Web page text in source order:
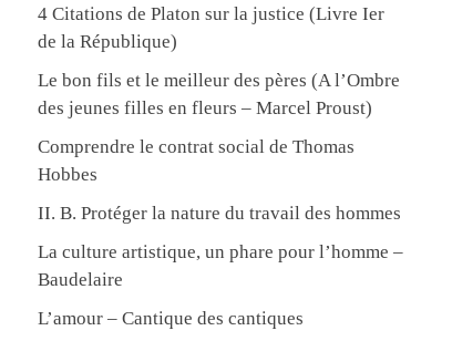
4 Citations de Platon sur la justice (Livre Ier
de la République)
Le bon fils et le meilleur des pères (A l’Ombre
des jeunes filles en fleurs – Marcel Proust)
Comprendre le contrat social de Thomas
Hobbes
II. B. Protéger la nature du travail des hommes
La culture artistique, un phare pour l’homme –
Baudelaire
L’amour – Cantique des cantiques